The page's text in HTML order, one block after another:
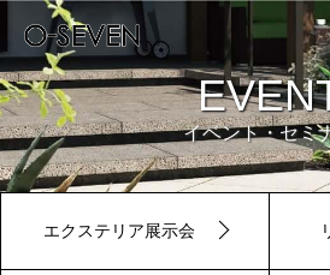
イベント・セミ
エクステリア展示会